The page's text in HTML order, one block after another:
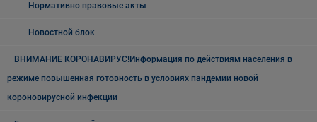
Нормативно правовые акты
Новостной блок
ВНИМАНИЕ КОРОНАВИРУС!Информация по действиям населения в
режиме повышенная готовность в условиях пандемии новой
короновирусной инфекции